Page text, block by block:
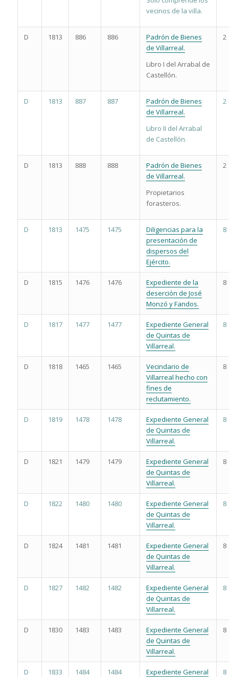
vecinos de la villa.
D 1813 886 886
Padrón de Bienes
de Villarreal.
Libro I del Arrabal de
Castellón.
2
D 1813 887 887
Padrón de Bienes
de Villarreal.
Libro II del Arrabal
de Castellón.
2
D 1813 888 888
Padrón de Bienes
de Villarreal.
Propietarios
forasteros.
2
D 1813 1475 1475
Diligencias para la
presentación de
dispersos del
Ejército.
8
D 1815 1476 1476
Expediente de la
deserción de José
Monzó y Fandos.
8
D 1817 1477 1477
Expediente General
de Quintas de
Villarreal.
8
D 1818 1465 1465
Vecindario de
Villarreal hecho con
fines de
reclutamiento.
8
D 1819 1478 1478
Expediente General
de Quintas de
Villarreal.
8
D 1821 1479 1479
Expediente General
de Quintas de
Villarreal.
8
D 1822 1480 1480
Expediente General
de Quintas de
Villarreal.
8
D 1824 1481 1481
Expediente General
de Quintas de
Villarreal.
8
D 1827 1482 1482
Expediente General
de Quintas de
Villarreal.
8
D 1830 1483 1483
Expediente General
de Quintas de
Villarreal.
8
D 1833 1484 1484
Expediente General
8